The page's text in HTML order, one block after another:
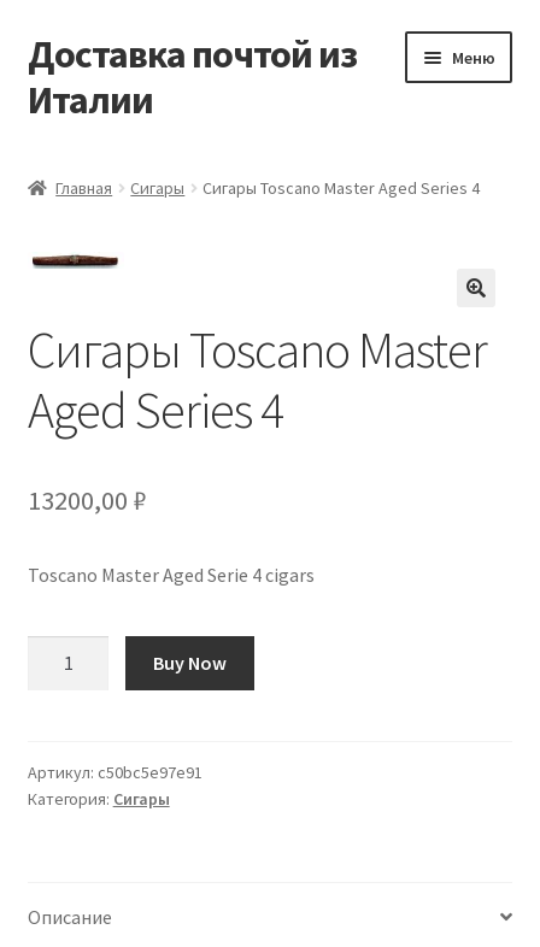
Перейти
к
навигации
Перейти
к
содержимому
Доставка почтой из
Италии
Меню
Мой аккаунт
Оформление заказа
Главная Сигары Сигары Toscano Master Aged Series 4
Сигары Toscano Master
Aged Series 4
13200,00 ₽
Toscano Master Aged Serie 4 cigars
Master
Aged
Buy Now
Артикул: c50bc5e97e91
Категория: Сигары
Описание